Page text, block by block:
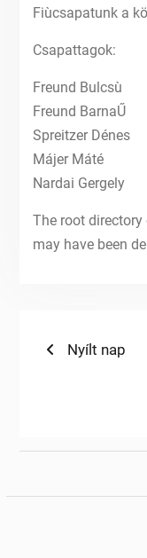
Fiùcsapatunk a
Csapattagok:
Freund Bulcsù
Freund BarnaŰ
Spreitzer Dénes
Májer Máté
Nardai Gergely
The root
may have been
Bejegyzés
Previous
Nyílt nap